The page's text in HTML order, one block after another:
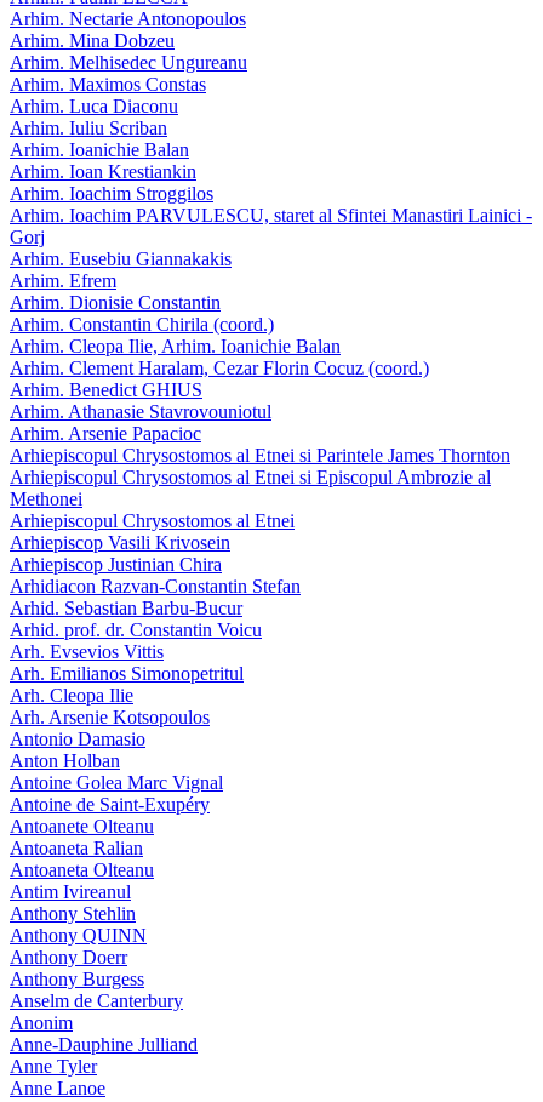
Arhim. Nectarie Antonopoulos
Arhim. Mina Dobzeu
Arhim. Melhisedec Ungureanu
Arhim. Maximos Constas
Arhim. Luca Diaconu
Arhim. Iuliu Scriban
Arhim. Ioanichie Balan
Arhim. Ioan Krestiankin
Arhim. Ioachim Stroggilos
Arhim. Ioachim PARVULESCU, staret al Sfintei Manastiri Lainici -
Gorj
Arhim. Eusebiu Giannakakis
Arhim. Efrem
Arhim. Dionisie Constantin
Arhim. Constantin Chirila (coord.)
Arhim. Cleopa Ilie, Arhim. Ioanichie Balan
Arhim. Clement Haralam, Cezar Florin Cocuz (coord.)
Arhim. Benedict GHIUS
Arhim. Athanasie Stavrovouniotul
Arhim. Arsenie Papacioc
Arhiepiscopul Chrysostomos al Etnei si Parintele James Thornton
Arhiepiscopul Chrysostomos al Etnei si Episcopul Ambrozie al
Methonei
Arhiepiscopul Chrysostomos al Etnei
Arhiepiscop Vasili Krivosein
Arhiepiscop Justinian Chira
Arhidiacon Razvan-Constantin Stefan
Arhid. Sebastian Barbu-Bucur
Arhid. prof. dr. Constantin Voicu
Arh. Evsevios Vittis
Arh. Emilianos Simonopetritul
Arh. Cleopa Ilie
Arh. Arsenie Kotsopoulos
Antonio Damasio
Anton Holban
Antoine Golea Marc Vignal
Antoine de Saint-Exupéry
Antoanete Olteanu
Antoaneta Ralian
Antoaneta Olteanu
Antim Ivireanul
Anthony Stehlin
Anthony QUINN
Anthony Doerr
Anthony Burgess
Anselm de Canterbury
Anonim
Anne-Dauphine Julliand
Anne Tyler
Anne Lanoe